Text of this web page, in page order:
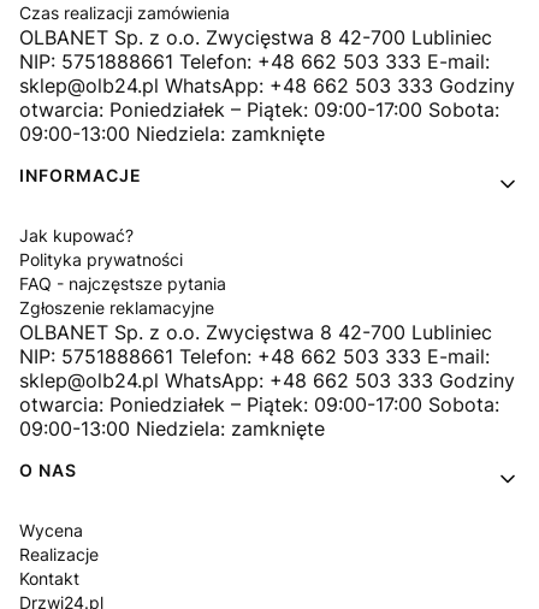
Czas realizacji zamówienia
OLBANET Sp. z o.o. Zwycięstwa 8 42-700 Lubliniec
NIP: 5751888661 Telefon: +48 662 503 333 E-mail:
sklep@olb24.pl WhatsApp: +48 662 503 333 Godziny
otwarcia: Poniedziałek – Piątek: 09:00-17:00 Sobota:
09:00-13:00 Niedziela: zamknięte
INFORMACJE
Jak kupować?
Polityka prywatności
FAQ - najczęstsze pytania
Zgłoszenie reklamacyjne
OLBANET Sp. z o.o. Zwycięstwa 8 42-700 Lubliniec
NIP: 5751888661 Telefon: +48 662 503 333 E-mail:
sklep@olb24.pl WhatsApp: +48 662 503 333 Godziny
otwarcia: Poniedziałek – Piątek: 09:00-17:00 Sobota:
09:00-13:00 Niedziela: zamknięte
O NAS
Wycena
Realizacje
Kontakt
Drzwi24.pl